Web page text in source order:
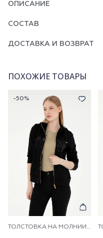
ОПИСАНИЕ
СОСТАВ
ДОСТАВКА И ВОЗВРАТ
ПОХОЖИЕ ТОВАРЫ
-50%
ТОЛСТОВКА НА МОЛНИИ С КАПЮШОНОМ